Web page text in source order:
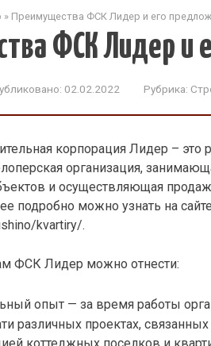
» Преимущества ФСК Лидер и его
ФСК Лидер и
02.02.2022 Рубрика:
корпорация Лидер – это
организация,
и осуществляющая
подробно можно узнать на
kvartiry/.
ФСК Лидер можно отнести:
опыт — за время работы
различных проектах,